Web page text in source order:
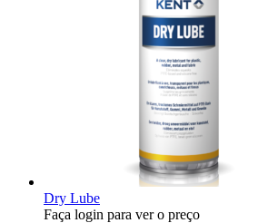
Dry Lube
Faça login para ver o preço